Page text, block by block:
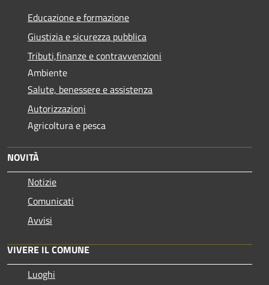
Educazione e formazione
Giustizia e sicurezza pubblica
Tributi,finanze e contravvenzioni
Ambiente
Salute, benessere e assistenza
Autorizzazioni
Agricoltura e pesca
NOVITÀ
Notizie
Comunicati
Avvisi
VIVERE IL COMUNE
Luoghi